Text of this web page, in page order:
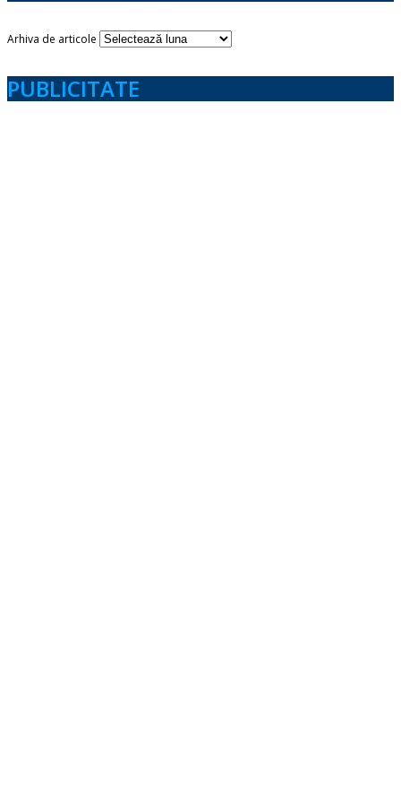
Arhiva de articole
PUBLICITATE